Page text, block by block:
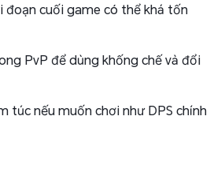
đoạn cuối game có thể khá tốn
PvP để dùng khống chế và đổi
túc nếu muốn chơi như DPS chính